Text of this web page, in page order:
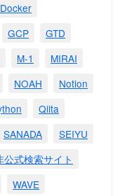
Docker
GCP
GTD
M-1
MIRAI
NOAH
Notion
Qiita
SANADA
SEIYU
公式検索サイト
WAVE